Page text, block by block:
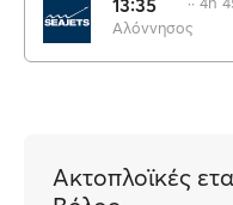
13:35
Αλόννησος
Ακτοπλοϊκές